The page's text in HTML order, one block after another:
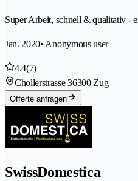
Super Arbeit, schnell & qualitativ -
Jan. 2020• Anonymous user
4.4(7)
Chollerstrasse 36300 Zug
Offerte anfragen
SwissDomestica